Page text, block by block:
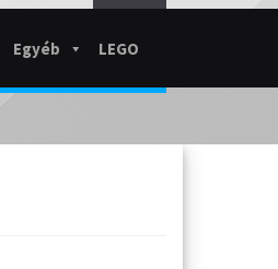
Egyéb LEGO